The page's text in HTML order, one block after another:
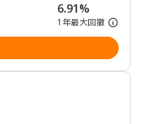
6.91%
1年最大回撤